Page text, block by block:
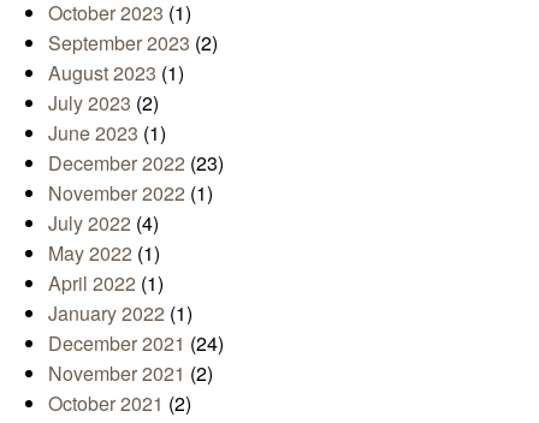
October 2023 (1)
September 2023 (2)
August 2023 (1)
July 2023 (2)
June 2023 (1)
December 2022 (23)
November 2022 (1)
July 2022 (4)
May 2022 (1)
April 2022 (1)
January 2022 (1)
December 2021 (24)
November 2021 (2)
October 2021 (2)